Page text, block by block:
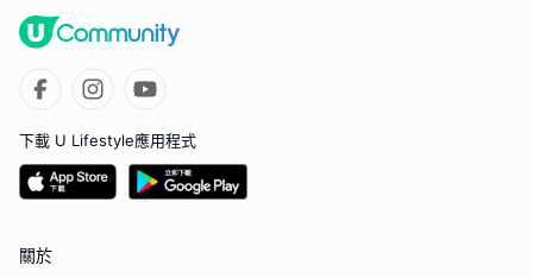
下載 U Lifestyle應用程式
關於